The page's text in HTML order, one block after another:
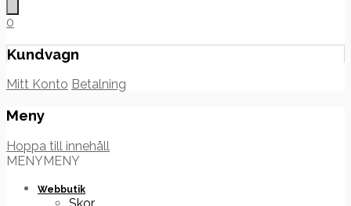
0
Kundvagn
Mitt Konto Betalning
Meny
Hoppa till innehåll
MENYMENY
Webbutik